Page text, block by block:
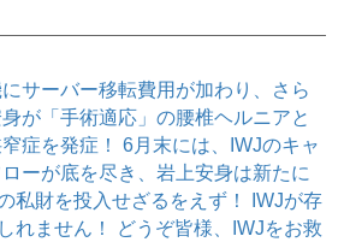
サーバー移転費用が加わり、さら
が「手術適応」の腰椎ヘルニアと
症を発症！ 6月末には、IWJのキャ
ーが底を尽き、岩上安身は新たに
私財を投入せざるをえず！ IWJが存
れません！ どうぞ皆様、IWJをお救